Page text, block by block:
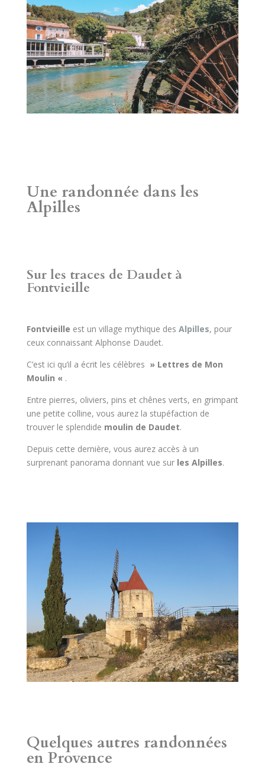
Une randonnée dans les
Alpilles
Sur les traces de Daudet à
Fontvieille
Fontvieille est un village mythique des Alpilles, pour
ceux connaissant Alphonse Daudet.
C’est ici qu’il a écrit les célèbres » Lettres de Mon
Moulin « .
Entre pierres, oliviers, pins et chênes verts, en grimpant
une petite colline, vous aurez la stupéfaction de
trouver le splendide moulin de Daudet.
Depuis cette dernière, vous aurez accès à un
surprenant panorama donnant vue sur les Alpilles.
Quelques autres randonnées
en Provence